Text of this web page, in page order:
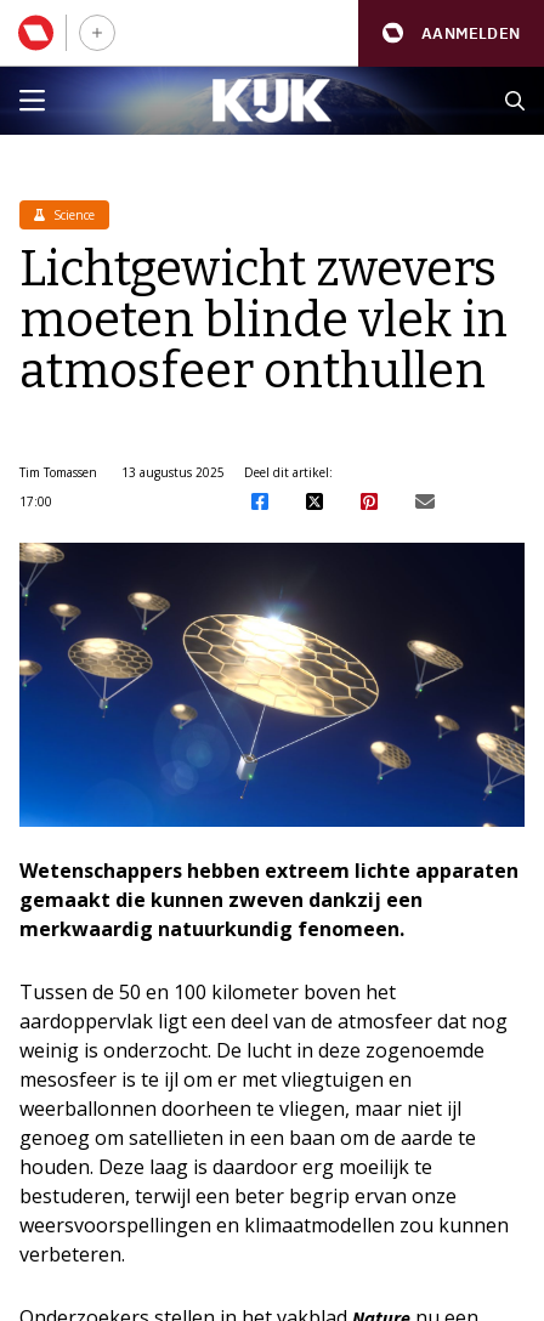
AANMELDEN
Science
Lichtgewicht zwevers
moeten blinde vlek in
atmosfeer onthullen
Tim Tomassen
13 augustus 2025
17:00
Deel dit artikel:
Wetenschappers hebben extreem lichte apparaten
gemaakt die kunnen zweven dankzij een
merkwaardig natuurkundig fenomeen.
Tussen de 50 en 100 kilometer boven het
aardoppervlak ligt een deel van de atmosfeer dat nog
weinig is onderzocht. De lucht in deze zogenoemde
mesosfeer is te ijl om er met vliegtuigen en
weerballonnen doorheen te vliegen, maar niet ijl
genoeg om satellieten in een baan om de aarde te
houden. Deze laag is daardoor erg moeilijk te
bestuderen, terwijl een beter begrip ervan onze
weersvoorspellingen en klimaatmodellen zou kunnen
verbeteren.